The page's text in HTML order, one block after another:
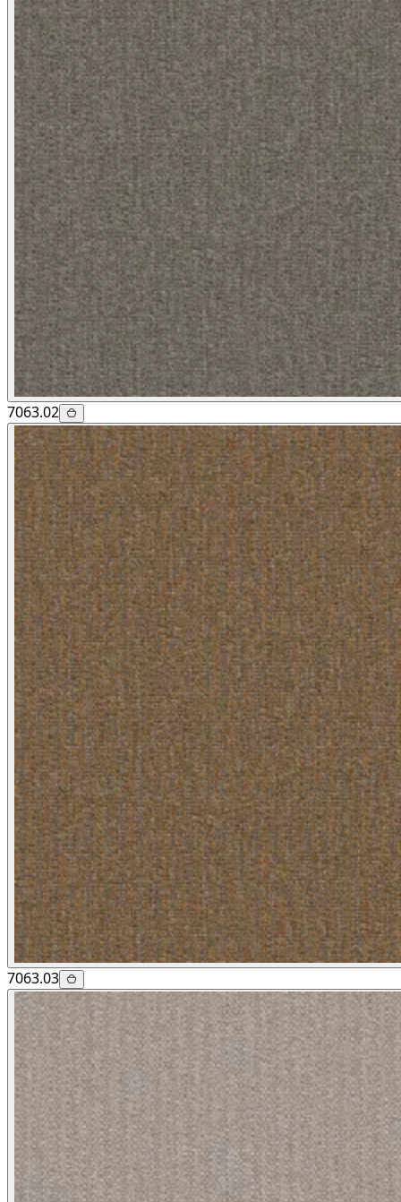
7063.02
7063.03